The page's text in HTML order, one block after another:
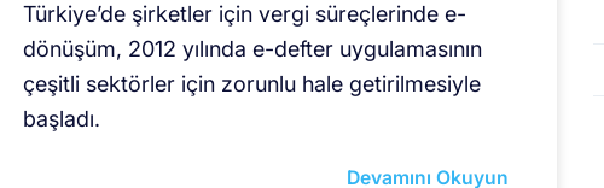
Türkiye’de şirketler için vergi süreçlerinde e-
dönüşüm, 2012 yılında e-defter uygulamasının
çeşitli sektörler için zorunlu hale getirilmesiyle
başladı.
Devamını Okuyun